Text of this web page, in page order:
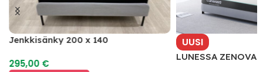
Jenkkisänky 200 x 140
295,00 €
UUSI
LUNESSA